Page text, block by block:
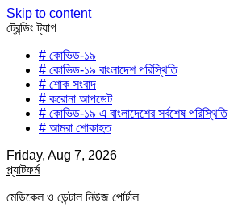
Skip to content
ট্রেন্ডিং ট্যাগ
# কোভিড-১৯
# কোভিড-১৯ বাংলাদেশ পরিস্থিতি
# শোক সংবাদ
# করোনা আপডেট
# কোভিড-১৯ এ বাংলাদেশের সর্বশেষ পরিস্থিতি
# আমরা শোকাহত
Friday, Aug 7, 2026
প্ল্যাটফর্ম
মেডিকেল ও ডেন্টাল নিউজ পোর্টাল